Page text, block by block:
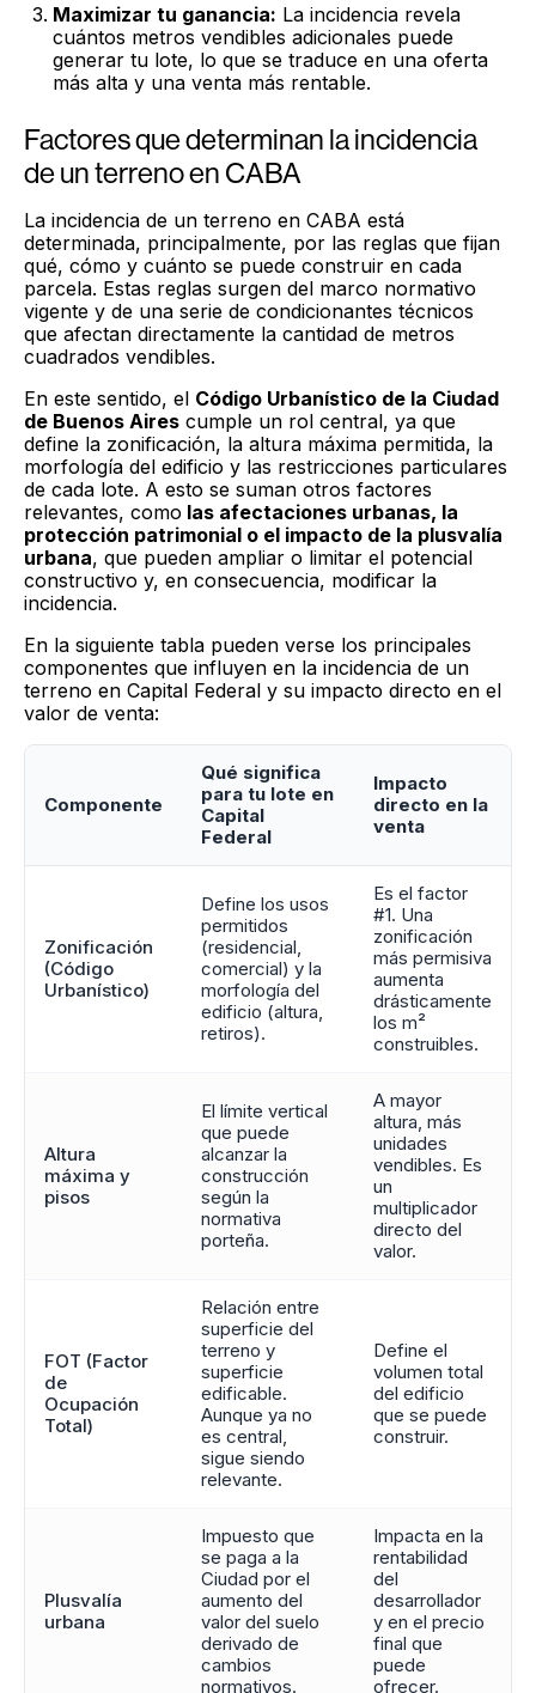
Maximizar tu ganancia: La incidencia revela
cuántos metros vendibles adicionales puede
generar tu lote, lo que se traduce en una oferta
más alta y una venta más rentable.
Factores que determinan la incidencia
de un terreno en CABA
La incidencia de un terreno en CABA está
determinada, principalmente, por las reglas que fijan
qué, cómo y cuánto se puede construir en cada
parcela. Estas reglas surgen del marco normativo
vigente y de una serie de condicionantes técnicos
que afectan directamente la cantidad de metros
cuadrados vendibles.
En este sentido, el Código Urbanístico de la Ciudad
de Buenos Aires cumple un rol central, ya que
define la zonificación, la altura máxima permitida, la
morfología del edificio y las restricciones particulares
de cada lote. A esto se suman otros factores
relevantes, como las afectaciones urbanas, la
protección patrimonial o el impacto de la plusvalía
urbana, que pueden ampliar o limitar el potencial
constructivo y, en consecuencia, modificar la
incidencia.
En la siguiente tabla pueden verse los principales
componentes que influyen en la incidencia de un
terreno en Capital Federal y su impacto directo en el
valor de venta:
Componente
Qué significa
para tu lote en
Capital
Federal
Impacto
directo en la
venta
Zonificación
(Código
Urbanístico)
Define los usos
permitidos
(residencial,
comercial) y la
morfología del
edificio (altura,
retiros).
Es el factor
#1. Una
zonificación
más permisiva
aumenta
drásticamente
los m²
construibles.
Altura
máxima y
pisos
El límite vertical
que puede
alcanzar la
construcción
según la
normativa
porteña.
A mayor
altura, más
unidades
vendibles. Es
un
multiplicador
directo del
valor.
FOT (Factor
de
Ocupación
Total)
Relación entre
superficie del
terreno y
superficie
edificable.
Aunque ya no
es central,
sigue siendo
relevante.
Define el
volumen total
del edificio
que se puede
construir.
Plusvalía
urbana
Impuesto que
se paga a la
Ciudad por el
aumento del
valor del suelo
derivado de
cambios
normativos.
Impacta en la
rentabilidad
del
desarrollador
y en el precio
final que
puede
ofrecer.